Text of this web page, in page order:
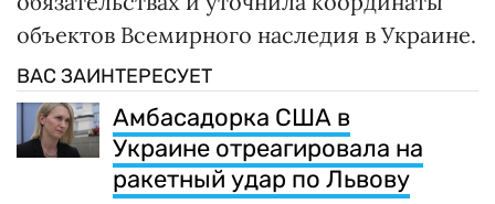
объектов Всемирного наследия в Украине.
ВАС ЗАИНТЕРЕСУЕТ
Амбасадорка США в
Украине отреагировала на
ракетный удар по Львову